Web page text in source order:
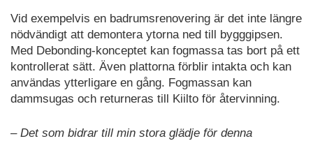
Vid exempelvis en badrumsrenovering är det inte längre
nödvändigt att demontera ytorna ned till bygggipsen.
Med Debonding-konceptet kan fogmassa tas bort på ett
kontrollerat sätt. Även plattorna förblir intakta och kan
användas ytterligare en gång. Fogmassan kan
dammsugas och returneras till Kiilto för återvinning.
– Det som bidrar till min stora glädje för denna